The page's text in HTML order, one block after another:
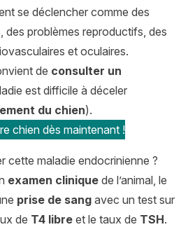
se déclencher comme des
des problèmes reproductifs, des
et oculaires.
de consulter un
est difficile à déceler
du chien).
chien dès maintenant !
cette maladie endocrinienne ?
examen clinique de l’animal, le
prise de sang avec un test sur
de T4 libre et le taux de TSH.